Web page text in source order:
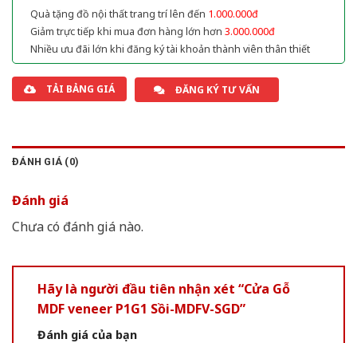
Quà tặng đồ nội thất trang trí lên đến 1.000.000đ
Giảm trực tiếp khi mua đơn hàng lớn hơn 3.000.000đ
Nhiều ưu đãi lớn khi đăng ký tài khoản thành viên thân thiết
TẢI BẢNG GIÁ ĐĂNG KÝ TƯ VẤN
ĐÁNH GIÁ (0)
Đánh giá
Chưa có đánh giá nào.
Hãy là người đầu tiên nhận xét “Cửa Gỗ
MDF veneer P1G1 Sồi-MDFV-SGD”
Đánh giá của bạn